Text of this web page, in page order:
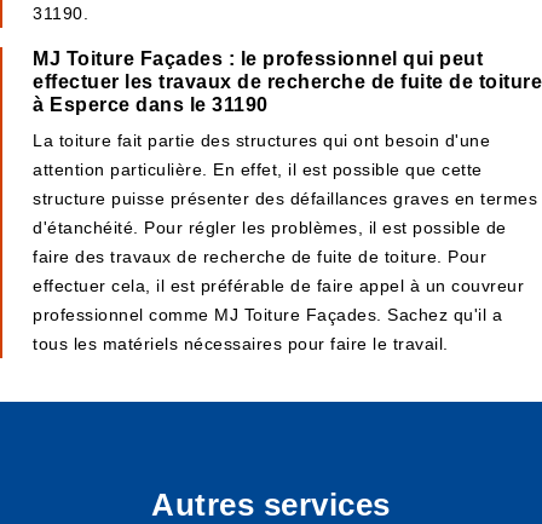
31190.
MJ Toiture Façades : le professionnel qui peut
effectuer les travaux de recherche de fuite de toiture
à Esperce dans le 31190
La toiture fait partie des structures qui ont besoin d'une
attention particulière. En effet, il est possible que cette
structure puisse présenter des défaillances graves en termes
d'étanchéité. Pour régler les problèmes, il est possible de
faire des travaux de recherche de fuite de toiture. Pour
effectuer cela, il est préférable de faire appel à un couvreur
professionnel comme MJ Toiture Façades. Sachez qu'il a
tous les matériels nécessaires pour faire le travail.
Autres services